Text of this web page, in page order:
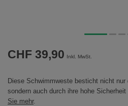
CHF 39,90 Inkl. MwSt.
Diese Schwimmweste besticht nicht nur
sondern auch durch ihre hohe
Sie mehr.